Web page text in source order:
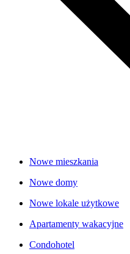
Nowe mieszkania
Nowe domy
Nowe lokale użytkowe
Apartamenty wakacyjne
Condohotel